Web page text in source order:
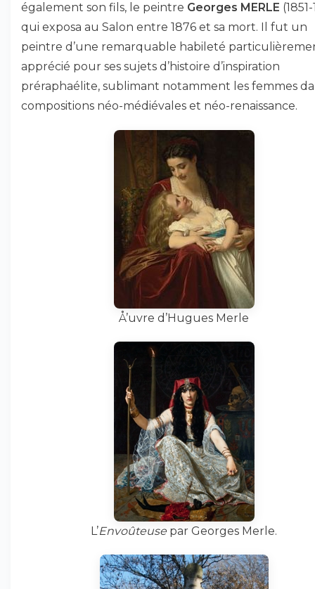
également son fils, le peintre Georges MERLE
qui exposa au Salon entre 1876 et sa mort. Il fut un
peintre d’une remarquable habileté
apprécié pour ses sujets d’histoire d’inspiration
préraphaélite, sublimant notamment les femmes
compositions néo-médiévales et néo-renaissance.
Å’uvre d’Hugues Merle
L’Envoûteuse par Georges Merle.